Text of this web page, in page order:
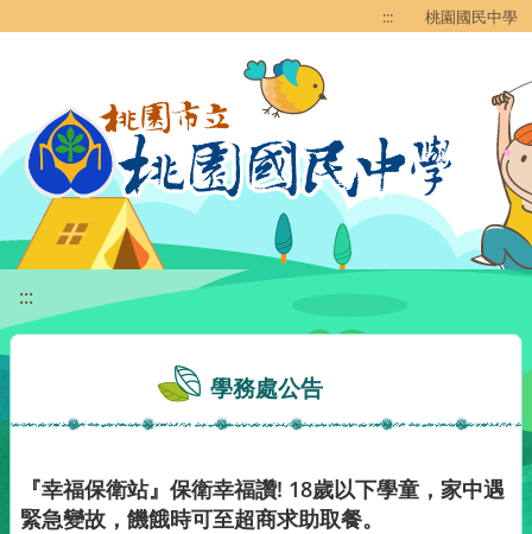
::: 桃園國民中學
:::
學務處公告
『幸福保衛站』保衛幸福讚! 18歲以下學童，家中遇
緊急變故，饑餓時可至超商求助取餐。